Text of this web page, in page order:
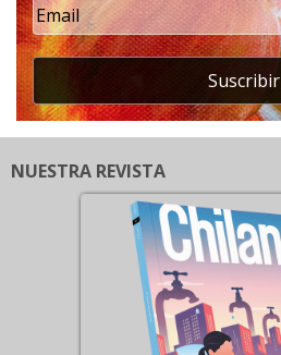
Suscribir
NUESTRA REVISTA